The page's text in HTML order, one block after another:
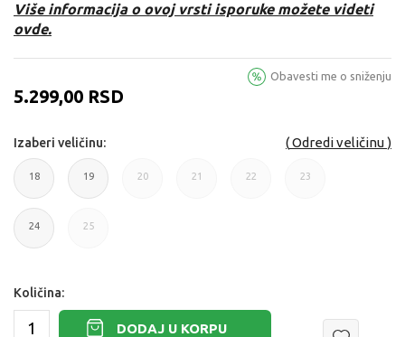
Više informacija o ovoj vrsti isporuke možete videti
ovde.
5.299,00 RSD
Obavesti me o sniženju
Odredi veličinu
Izaberi veličinu:
18
18
19 20 21 22 23
24
25
Količina:
DODAJ U KORPU